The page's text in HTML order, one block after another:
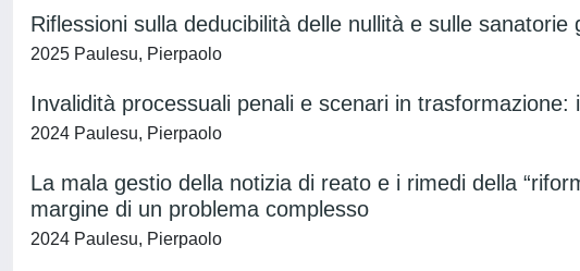
Riflessioni sulla deducibilità delle nullità e sulle sanatorie
2025 Paulesu, Pierpaolo
Invalidità processuali penali e scenari in
2024 Paulesu, Pierpaolo
La mala gestio della notizia di reato e i rimedi della
margine di un problema complesso
2024 Paulesu, Pierpaolo